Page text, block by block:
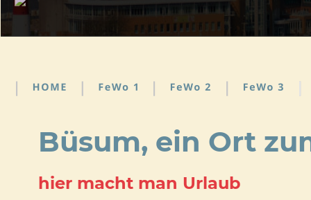
Büsum, ein Ort
hier macht man Urlaub